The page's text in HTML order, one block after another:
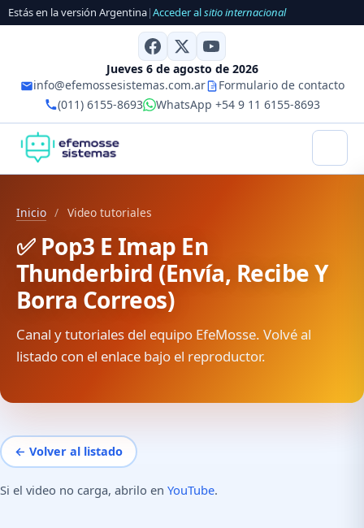
Estás en la versión Argentina|Acceder alsitio internacional
Jueves 6 de agosto de 2026
info@efemossesistemas.com.ar
Formulario de contacto
(011) 6155-8693
WhatsApp +54 9 11 6155-8693
Inicio / Video tutoriales
✅ Pop3 E Imap En
Thunderbird (Envía, Recibe Y
Borra Correos)
Canal y tutoriales del equipo EfeMosse. Volvé al
listado con el enlace bajo el reproductor.
← Volver al listado
Si el video no carga, abrilo en YouTube.